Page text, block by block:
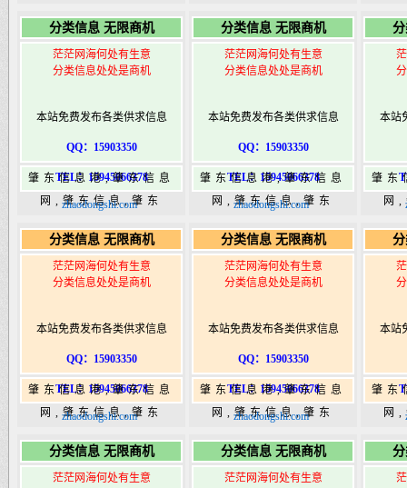
港|www.zhaodongshi.com港|www.zhaodongshi.com
港
分类信息 无限商机
茫茫网海何处有生意
分类信息处处是商机
本站免费发布各类供求信息
QQ：15903350
TEL：15945066378
肇东信息港,肇东信息
网,肇东信息,肇东
港|www.zhaodongshi.com
zhaodongshi.com
分类信息 无限商机
茫茫网海何处有生意
分类信息处处是商机
本站免费发布各类供求信息
QQ：15903350
TEL：15945066378
肇东信息港,肇东信息
网,肇东信息,肇东
港|www.zhaodongshi.com
zhaodongshi.com
本站
肇东
网
港
分类信息 无限商机
茫茫网海何处有生意
分类信息处处是商机
本站免费发布各类供求信息
QQ：15903350
TEL：15945066378
肇东信息港,肇东信息
网,肇东信息,肇东
港|www.zhaodongshi.com
zhaodongshi.com
分类信息 无限商机
茫茫网海何处有生意
分类信息处处是商机
本站免费发布各类供求信息
QQ：15903350
TEL：15945066378
肇东信息港,肇东信息
网,肇东信息,肇东
港|www.zhaodongshi.com
zhaodongshi.com
本站
肇东
网
港
分类信息 无限商机
茫茫网海何处有生意
分类信息 无限商机
茫茫网海何处有生意